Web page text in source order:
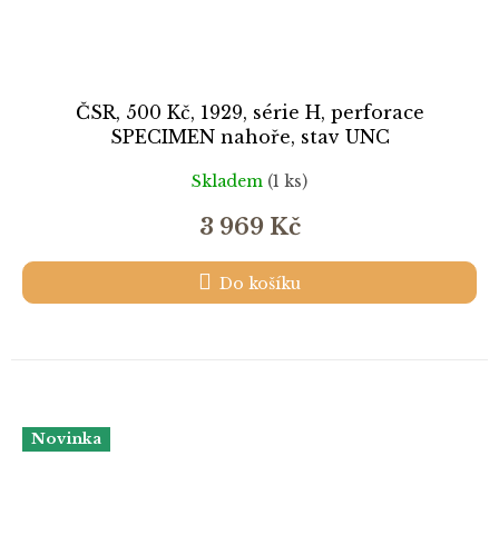
ČSR, 500 Kč, 1929, série H, perforace
SPECIMEN nahoře, stav UNC
Skladem (1 ks)
3 969 Kč
Do košíku
Novinka